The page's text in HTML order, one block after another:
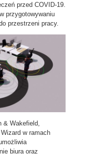
przed COVID-19.
przygotowywaniu
przestrzeni pracy.
& Wakefield,
w ramach
biura oraz